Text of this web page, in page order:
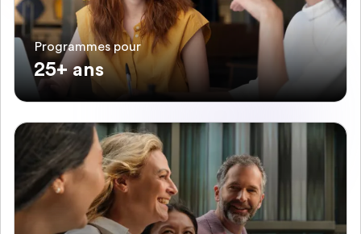
Programmes pour
25+ ans